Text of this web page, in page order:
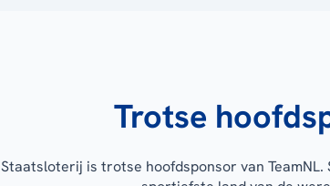
Trotse
Staatsloterij is trotse hoofdsponsor van TeamNL.